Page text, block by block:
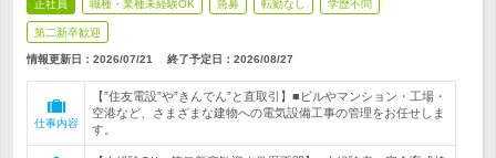
正社員 職種・業種未経験OK 急募 転勤なし 学歴不問
第二新卒歓迎
情報更新日：2026/07/21 終了予定日： 2026/08/27
仕事内容
【”住友電設”や”きんでん”と直取引】■ビルやマンション・工場・
空港など、さまざまな建物への電気設備工事の管理をお任せしま
す。